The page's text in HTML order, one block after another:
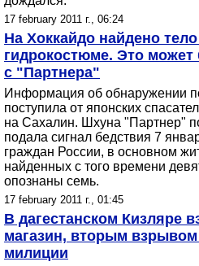
17 february 2011 г., 06:24
На Хоккайдо найдено
гидрокостюме. Это
с "Партнера"
Информация об обнаружении
поступила от японских
на Сахалин. Шхуна "Партнер"
подала сигнал бедствия 7
граждан России, в основном
найденных с того времени
опознаны семь.
17 february 2011 г., 01:45
В дагестанском Кизляре
магазин, вторым взрывом
милиции